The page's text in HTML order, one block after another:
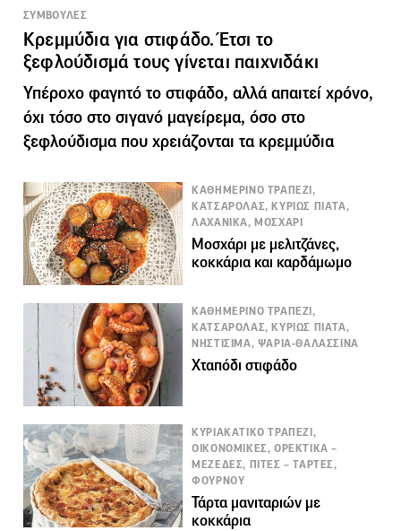
ΣΥΜΒΟΥΛΕΣ
Κρεμμύδια για στιφάδο. Έτσι το
ξεφλούδισμά τους γίνεται παιχνιδάκι
Υπέροχο φαγητό το στιφάδο, αλλά απαιτεί χρόνο,
όχι τόσο στο σιγανό μαγείρεμα, όσο στο
ξεφλούδισμα που χρειάζονται τα κρεμμύδια
ΚΑΘΗΜΕΡΙΝΟ ΤΡΑΠΕΖΙ,
ΚΑΤΣΑΡΟΛΑΣ, ΚΥΡΙΩΣ ΠΙΑΤΑ,
ΛΑΧΑΝΙΚΑ, ΜΟΣΧΑΡΙ
Μοσχάρι με μελιτζάνες,
κοκκάρια και καρδάμωμο
ΚΑΘΗΜΕΡΙΝΟ ΤΡΑΠΕΖΙ,
ΚΑΤΣΑΡΟΛΑΣ, ΚΥΡΙΩΣ ΠΙΑΤΑ,
ΝΗΣΤΙΣΙΜΑ, ΨΑΡΙΑ-ΘΑΛΑΣΣΙΝΑ
Χταπόδι στιφάδο
ΚΥΡΙΑΚΑΤΙΚΟ ΤΡΑΠΕΖΙ,
ΟΙΚΟΝΟΜΙΚΕΣ, ΟΡΕΚΤΙΚΑ –
ΜΕΖΕΔΕΣ, ΠΙΤΕΣ – ΤΑΡΤΕΣ,
ΦΟΥΡΝΟΥ
Τάρτα μανιταριών με
κοκκάρια